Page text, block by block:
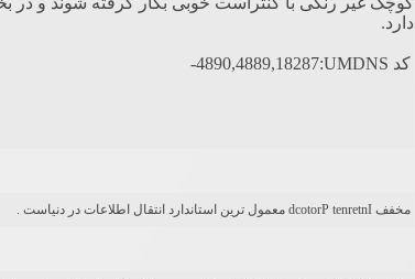
دارد.
کد UMDNS
:
-4890,4889,18287
مخفف dcotorP tenretnI معمول ترين استاندارد انتقال اطلاعات در دنياست .